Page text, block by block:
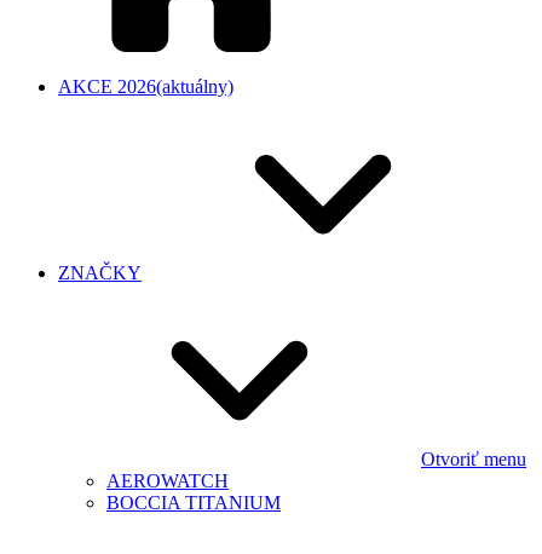
AKCE 2026(aktuálny)
ZNAČKY
Otvoriť menu
AEROWATCH
BOCCIA TITANIUM